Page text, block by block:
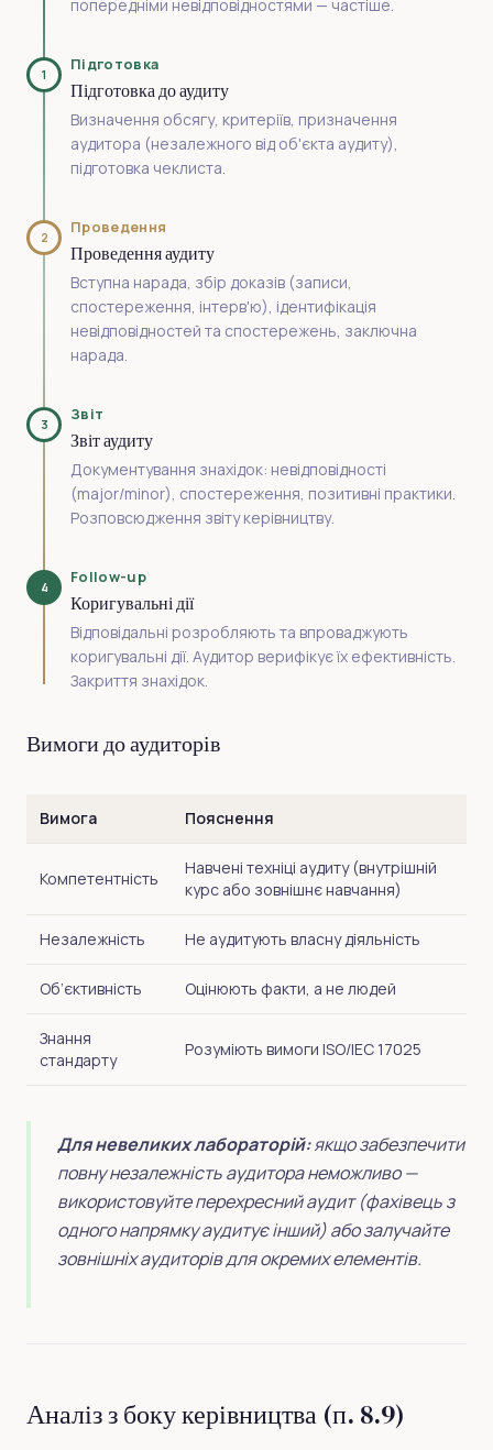
попередніми невідповідностями — частіше.
1
Підготовка
Підготовка до аудиту
Визначення обсягу, критеріїв, призначення
аудитора (незалежного від об'єкта аудиту),
підготовка чеклиста.
2
Проведення
Проведення аудиту
Вступна нарада, збір доказів (записи,
спостереження, інтерв'ю), ідентифікація
невідповідностей та спостережень, заключна
нарада.
3
Звіт
Звіт аудиту
Документування знахідок: невідповідності
(major/minor), спостереження, позитивні практики.
Розповсюдження звіту керівництву.
4
Follow-up
Коригувальні дії
Відповідальні розробляють та впроваджують
коригувальні дії. Аудитор верифікує їх ефективність.
Закриття знахідок.
Вимоги до аудиторів
Вимога Пояснення
Компетентність
Навчені техніці аудиту (внутрішній
курс або зовнішнє навчання)
Незалежність Не аудитують власну діяльність
Об’єктивність Оцінюють факти, а не людей
Знання
стандарту
Розуміють вимоги ISO/IEC 17025
Для невеликих лабораторій:якщо забезпечити
повну незалежність аудитора неможливо —
використовуйте перехресний аудит (фахівець з
одного напрямку аудитує інший) або залучайте
зовнішніх аудиторів для окремих елементів.
Аналіз з боку керівництва (п. 8.9)